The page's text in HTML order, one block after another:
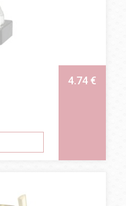
4.74 €